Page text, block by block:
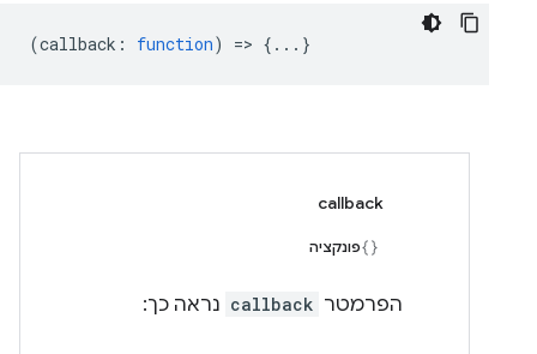
(callback : function) => {...}
callback
פונקציה
הפרמטר callback נראה כך: